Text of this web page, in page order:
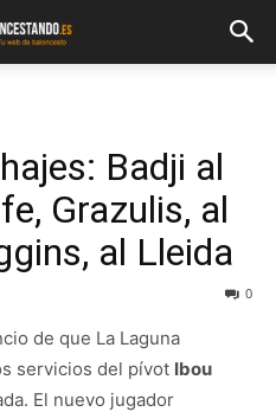
Badji al
Grazulis, al
al Lleida
0
de que La Laguna
servicios del pívot Ibou
El nuevo jugador